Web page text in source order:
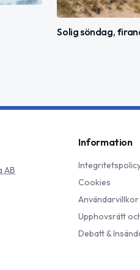
Solig söndag,
AB
Information
Cookies
Användarvillkor
Upphovsrätt
Debatt &